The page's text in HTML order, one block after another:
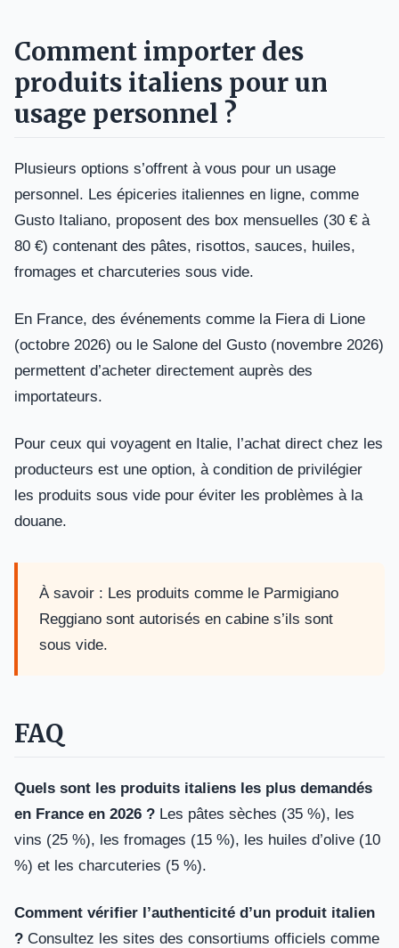
Comment importer des
produits italiens pour un
usage personnel ?
Plusieurs options s’offrent à vous pour un usage
personnel. Les épiceries italiennes en ligne, comme
Gusto Italiano, proposent des box mensuelles (30 € à
80 €) contenant des pâtes, risottos, sauces, huiles,
fromages et charcuteries sous vide.
En France, des événements comme la Fiera di Lione
(octobre 2026) ou le Salone del Gusto (novembre 2026)
permettent d’acheter directement auprès des
importateurs.
Pour ceux qui voyagent en Italie, l’achat direct chez les
producteurs est une option, à condition de privilégier
les produits sous vide pour éviter les problèmes à la
douane.
À savoir : Les produits comme le Parmigiano
Reggiano sont autorisés en cabine s’ils sont
sous vide.
FAQ
Quels sont les produits italiens les plus demandés
en France en 2026 ? Les pâtes sèches (35 %), les
vins (25 %), les fromages (15 %), les huiles d’olive (10
%) et les charcuteries (5 %).
Comment vérifier l’authenticité d’un produit italien
? Consultez les sites des consortiums officiels comme